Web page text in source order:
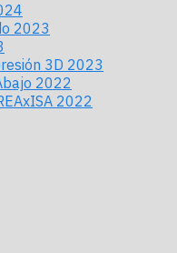
2023
3D 2023
2022
2022